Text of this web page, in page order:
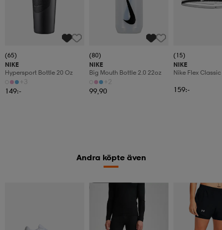
(65)
NIKE
Hypersport Bottle 20 Oz
+3
149:-
(80)
NIKE
Big Mouth Bottle 2.0 22oz
+2
99,90
(15)
NIKE
Nike Flex
159:-
Andra köpte även
Kampanj -25%